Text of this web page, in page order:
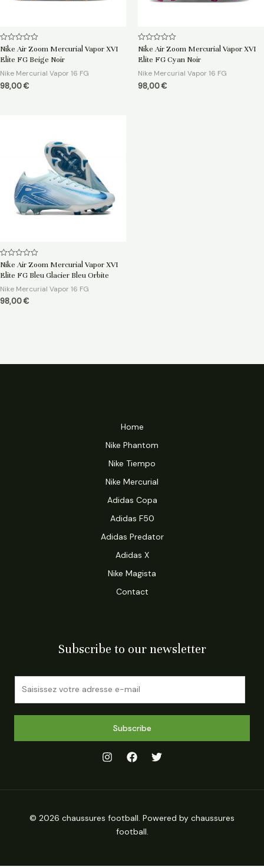
Note
sur
Nike Air Zoom Mercurial Vapor XVI
Elite FG Beige Noir
Nike Mercurial Vapor 16 FG
98,00€
Note
sur
Nike Air Zoom Mercurial Vapor XVI
Elite FG Cyan Noir
Nike Mercurial Vapor 16 FG
98,00€
Note
sur
Nike Air Zoom Mercurial Vapor XVI
Elite FG Bleu Glacier Bleu Orbite
Nike Mercurial Vapor 16 FG
98,00€
Home
Nike Phantom
Nike Tiempo
Nike Mercurial
Adidas Copa
Adidas F50
Adidas Predator
Adidas X
Nike Magista
Contact
Subscribe to our newsletter
Subscribe
© 2026 chaussures football. Powered by chaussures
football.